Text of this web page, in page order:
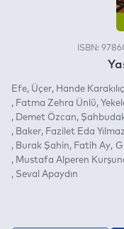
ISBN:
Efe Üçer Hande Karakılıç
Fatma Zehra Ünlü
Demet Özcan
Baker
Fazilet Eda Yılmaz
Burak Şahin
Fatih Ay
Mustafa Alperen
Seval Apaydın